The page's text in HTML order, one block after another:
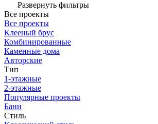
Развернуть фильтры
Все проекты
Все проекты
Клееный брус
Комбинированные
Каменные дома
Авторские
Тип
1-этажные
2-этажные
Популярные проекты
Бани
Стиль